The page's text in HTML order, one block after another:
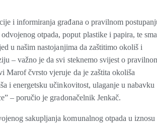
i informiranja građana o pravilnom
otpada, poput plastike i papira, te
u našim nastojanjima da zaštitimo okoliš i
– važno je da svi steknemo svijest o
Marof čvrsto vjeruje da je zaštita okoliša
i energetsku učinkovitost, ulaganje u nabavku
– poručio je gradonačelnik Jenkač.
sakupljanja komunalnog otpada u iznosu